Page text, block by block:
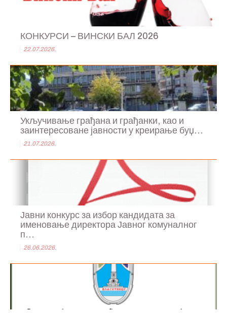
КОНКУРСИ – ВИНСКИ БАЛ 2026
22.07.2026.
Укључивање грађана и грађанки, као и
заинтересоване јавности у креирање буџ...
21.07.2026.
Јавни конкурс за избор кандидата за
именовање директора Јавног комуналног
п...
26.06.2026.